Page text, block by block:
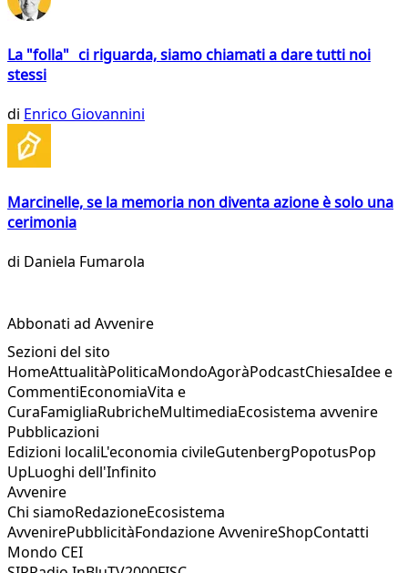
La "folla" ci riguarda, siamo chiamati a dare tutti noi
stessi
di Enrico Giovannini
Marcinelle, se la memoria non diventa azione è solo una
cerimonia
di Daniela Fumarola
Abbonati ad Avvenire
Sezioni del sito
HomeAttualitàPoliticaMondoAgoràPodcastChiesaIdee e
CommentiEconomiaVita e
CuraFamigliaRubricheMultimediaEcosistema avvenire
Pubblicazioni
Edizioni localiL'economia civileGutenbergPopotusPop
UpLuoghi dell'Infinito
Avvenire
Chi siamoRedazioneEcosistema
AvvenirePubblicitàFondazione AvvenireShopContatti
Mondo CEI